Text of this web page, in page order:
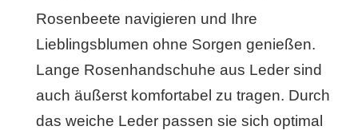
Rosenbeete navigieren und Ihre
Lieblingsblumen ohne Sorgen genießen.
Lange Rosenhandschuhe aus Leder sind
auch äußerst komfortabel zu tragen. Durch
das weiche Leder passen sie sich optimal